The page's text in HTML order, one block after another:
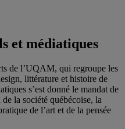
et médiatiques
de l’UQAM, qui regroupe les
littérature et histoire de
s’est donné le mandat de
la société québécoise, la
de l’art et de la pensée